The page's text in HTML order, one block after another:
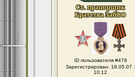
ID пользователя #479
Зарегистрирован: 18.05.07 :
10:12